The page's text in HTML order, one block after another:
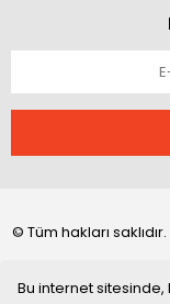
Bu internet sitesinde,
© Tüm hakları